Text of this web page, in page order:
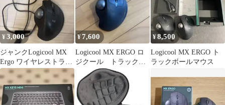
¥3,000
ジャンクLogicool MX
Ergo ワイヤレストラッ
クボール
¥7,600
Logicool MX ERGO ロ
ジクール トラックボ
ール 静音ボタン
¥8,500
Logicool MX ERGO ト
ラックボールマウス